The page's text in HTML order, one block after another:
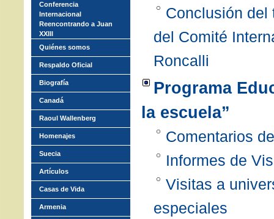
Conclusión del
del Comité
Roncalli
Programa
la escuela”
Comentarios
Informes de
Visitas a
especiales
Conferencia
Internacional
Reencontrando a Juan
XXIII
Quiénes somos
Respaldo Oficial
Biografía
Canadá
Raoul Wallenberg
Homenajes
Suecia
Artículos
Casas de Vida
Armenia